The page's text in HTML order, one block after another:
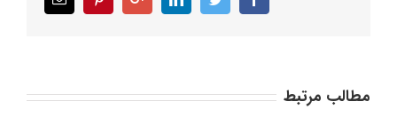
مطالب مرتبط